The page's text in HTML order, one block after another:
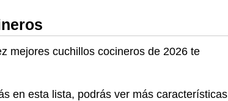
mejores cuchillos cocineros de 2026 te
en esta lista, podrás ver más características